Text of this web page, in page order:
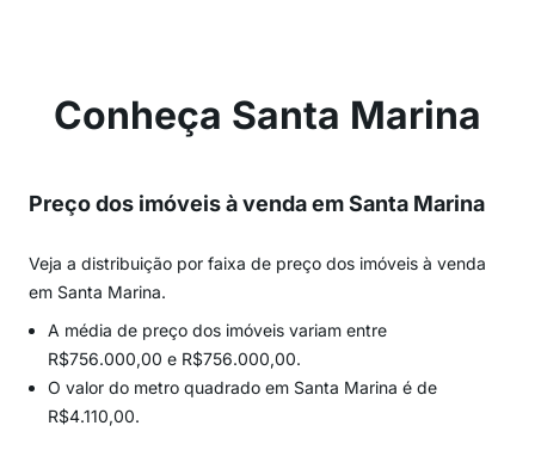
Conheça Santa Marina
Preço dos imóveis à venda em Santa Marina
Veja a distribuição por faixa de preço dos imóveis à venda
em Santa Marina.
A média de preço dos imóveis variam entre
R$756.000,00 e R$756.000,00.
O valor do metro quadrado em Santa Marina é de
R$4.110,00.